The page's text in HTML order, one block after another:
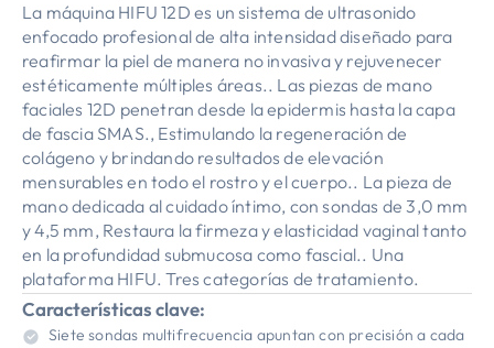
La máquina HIFU 12D es un sistema de ultrasonido
enfocado profesional de alta intensidad diseñado para
reafirmar la piel de manera no invasiva y rejuvenecer
estéticamente múltiples áreas.. Las piezas de mano
faciales 12D penetran desde la epidermis hasta la capa
de fascia SMAS., Estimulando la regeneración de
colágeno y brindando resultados de elevación
mensurables en todo el rostro y el cuerpo.. La pieza de
mano dedicada al cuidado íntimo, con sondas de 3,0 mm
y 4,5 mm, Restaura la firmeza y elasticidad vaginal tanto
en la profundidad submucosa como fascial.. Una
plataforma HIFU. Tres categorías de tratamiento.
Características clave:
Siete sondas multifrecuencia apuntan con precisión a cada